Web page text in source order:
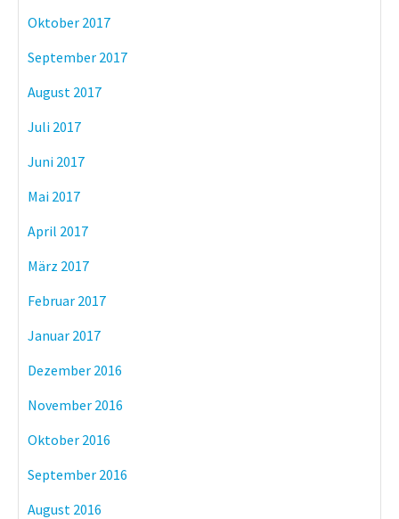
Oktober 2017
September 2017
August 2017
Juli 2017
Juni 2017
Mai 2017
April 2017
März 2017
Februar 2017
Januar 2017
Dezember 2016
November 2016
Oktober 2016
September 2016
August 2016